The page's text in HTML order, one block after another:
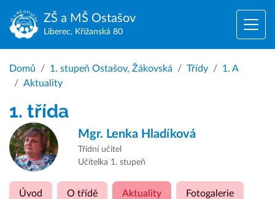
ZŠ a MŠ Ostašov
Liberec, Křižanská 80
Domů 1. stupeň Ostašov, Žákovská Třídy
1. A
Aktuality
1. třída
Mgr. Lenka Hladíková
Třídní učitel
Učitelka 1. stupeň
Úvod O třídě Aktuality Fotogalerie